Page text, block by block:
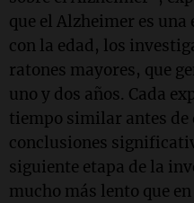
que el Alzheimer es
con la edad, los
ratones mayores, que
uno y dos años. Cada
tiempo similar antes de
conclusiones
siguiente etapa de la
mucho más lento que